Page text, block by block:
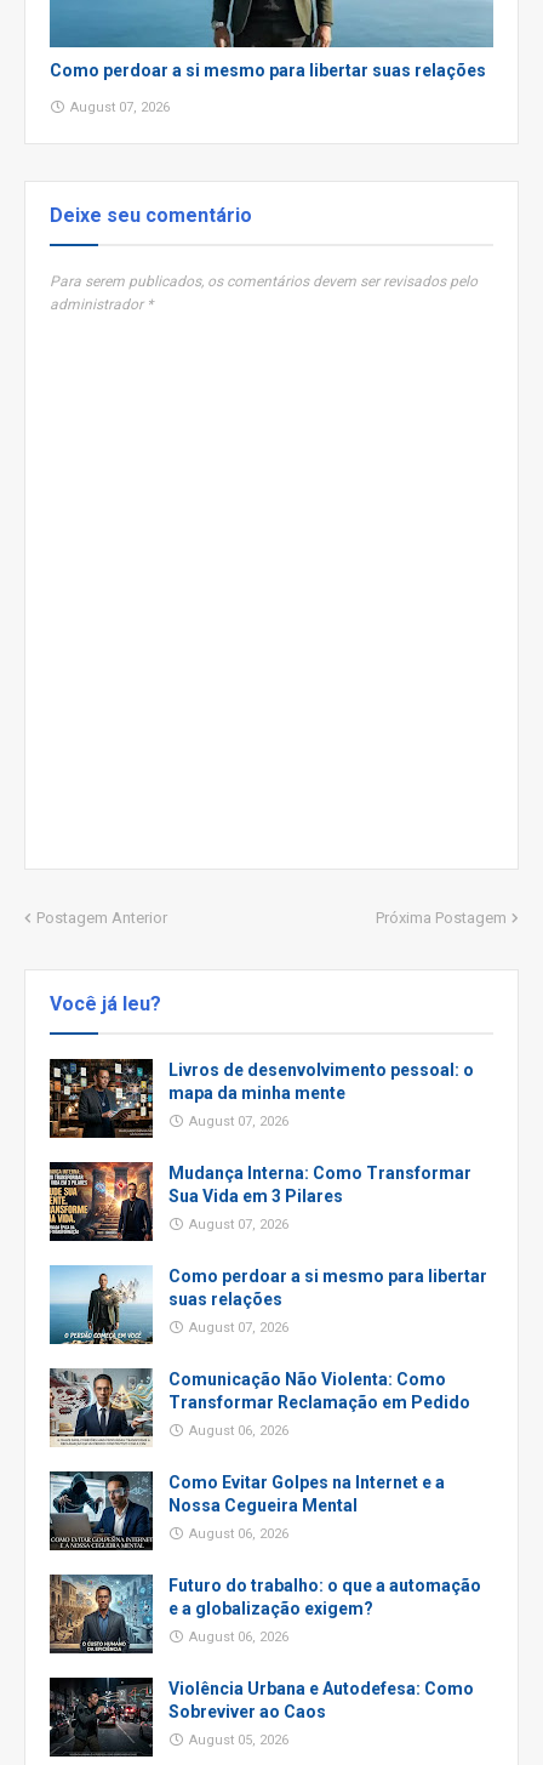
Como perdoar a si mesmo para libertar suas relações
August 07, 2026
Deixe seu comentário
Para serem publicados, os comentários devem ser revisados pelo
administrador *
Postagem Anterior Próxima Postagem
Você já leu?
Livros de desenvolvimento pessoal: o
mapa da minha mente
August 07, 2026
Mudança Interna: Como Transformar
Sua Vida em 3 Pilares
August 07, 2026
Como perdoar a si mesmo para libertar
suas relações
August 07, 2026
Comunicação Não Violenta: Como
Transformar Reclamação em Pedido
August 06, 2026
Como Evitar Golpes na Internet e a
Nossa Cegueira Mental
August 06, 2026
Futuro do trabalho: o que a automação
e a globalização exigem?
August 06, 2026
Violência Urbana e Autodefesa: Como
Sobreviver ao Caos
August 05, 2026